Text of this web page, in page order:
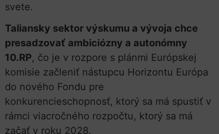
svete.
Taliansky sektor výskumu a vývoja chce
presadzovať ambiciózny a autonómny
10.RP, čo je v rozpore s plánmi Európskej
komisie začleniť nástupcu Horizontu Európa
do nového Fondu pre
konkurencieschopnosť, ktorý sa má spustiť v
rámci viacročného rozpočtu, ktorý sa má
začať v roku 2028.